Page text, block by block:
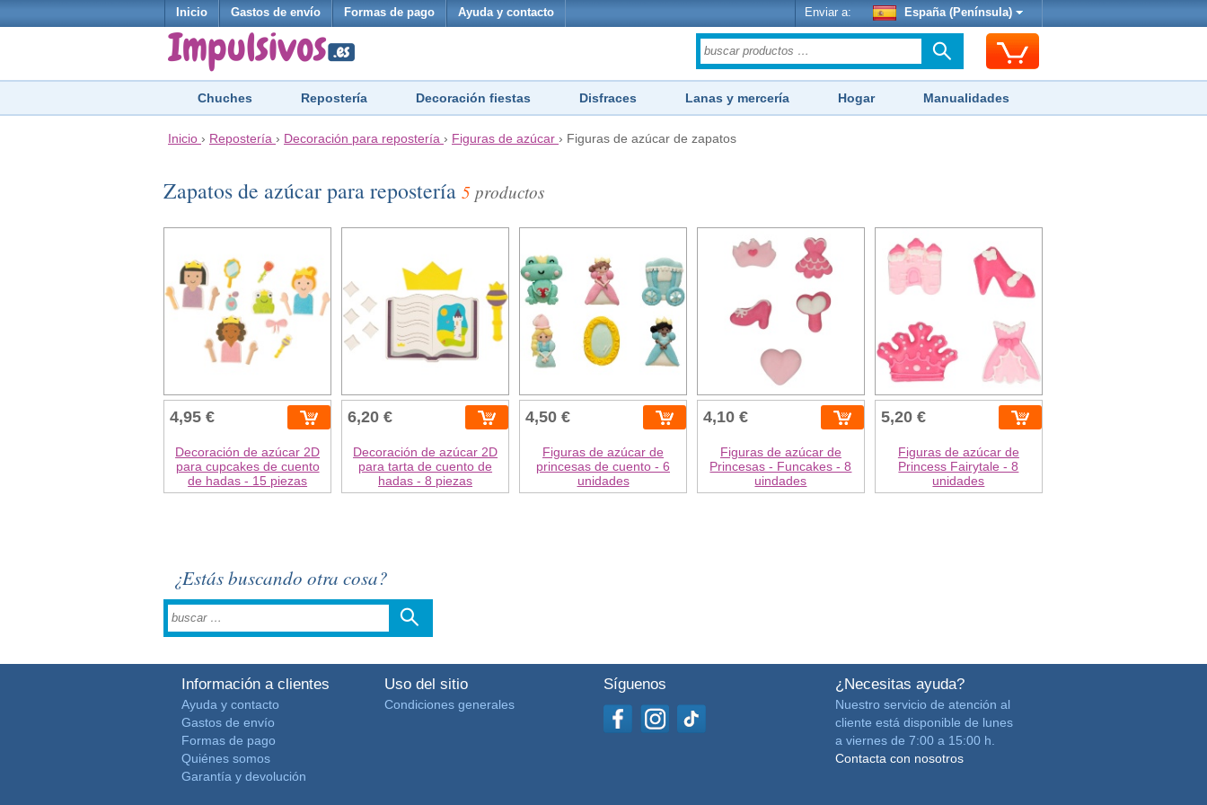
Inicio Gastos de envío Formas de pago Ayuda y contacto Enviar a: España (Península)
Chuches Repostería Decoración fiestas Disfraces Lanas y mercería Hogar Manualidades
Inicio › Repostería › Decoración para repostería › Figuras de azúcar › Figuras de azúcar de zapatos
Zapatos de azúcar para repostería 5 productos
4,95 €
Decoración de azúcar 2D
para cupcakes de cuento
de hadas - 15 piezas
6,20 €
Decoración de azúcar 2D
para tarta de cuento de
hadas - 8 piezas
4,50 €
Figuras de azúcar de
princesas de cuento - 6
unidades
4,10 €
Figuras de azúcar de
Princesas - Funcakes - 8
uindades
5,20 €
Figuras de azúcar de
Princess Fairytale - 8
unidades
¿Estás buscando otra cosa?
Información a clientes
Ayuda y contacto
Gastos de envío
Formas de pago
Quiénes somos
Garantía y devolución
Uso del sitio
Condiciones generales
Síguenos ¿Necesitas ayuda?
Nuestro servicio de atención al
cliente está disponible de lunes
a viernes de 7:00 a 15:00 h.
Contacta con nosotros